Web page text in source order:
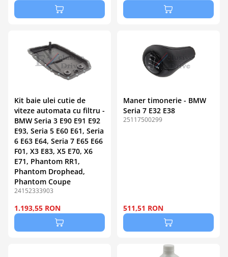
Kit baie ulei cutie de
viteze automata cu filtru -
BMW Seria 3 E90 E91 E92
E93, Seria 5 E60 E61, Seria
6 E63 E64, Seria 7 E65 E66
F01, X3 E83, X5 E70, X6
E71, Phantom RR1,
Phantom Drophead,
Phantom Coupe
24152333903
1.193,55 RON
Maner timonerie - BMW
Seria 7 E32 E38
25117500299
511,51 RON